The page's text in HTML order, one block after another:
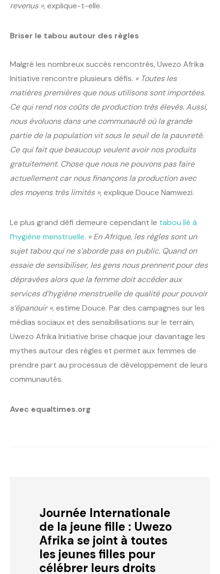
revenus », explique-t-elle.
Briser le tabou autour des règles
Malgré les nombreux succès rencontrés, Uwezo Afrika
Initiative rencontre plusieurs défis. « Toutes les
matières premières que nous utilisons sont importées.
Ce qui rend nos coûts de production très élevés. Aussi,
nous évoluons dans une communauté où la grande
partie de la population vit sous le seuil de la pauvreté.
Ce qui fait que beaucoup veulent avoir nos produits
gratuitement. Chose que nous ne pouvons pas faire
actuellement car nous finançons la production avec
des moyens très limités », explique Douce Namwezi.
Le plus grand défi demeure cependant le tabou lié à
l’hygiène menstruelle. « En Afrique, les règles sont un
sujet tabou qui ne s’aborde pas en public. Quand on
essaie de sensibiliser, les gens nous prennent pour des
dépravées alors que la femme doit accéder aux
services d’hygiène menstruelle de qualité pour pouvoir
s’épanouir », estime Douce. Par des campagnes sur les
médias sociaux et des sensibilisations sur le terrain,
Uwezo Afrika Initiative brise chaque jour davantage les
mythes autour des règles et permet aux femmes de
prendre part au processus de développement de leurs
communautés.
Avec equaltimes.org
Journée Internationale
de la jeune fille : Uwezo
Afrika se joint à toutes
les jeunes filles pour
célébrer leurs droits